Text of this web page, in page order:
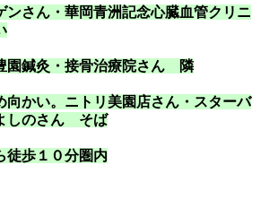
ンさん・華岡青洲記念心臓血管クリニ
園鍼灸・接骨治療院さん 隣
向かい。ニトリ美園店さん・スターバ
しのさん そば
徒歩１０分圏内